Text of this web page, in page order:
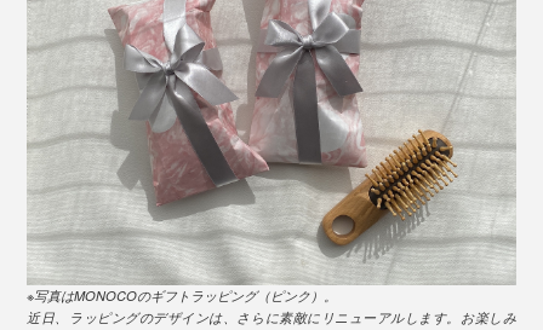
※写真はMONOCOのギフトラッピング（ピンク）。
近日、ラッピングのデザインは、さらに素敵にリニューアルします。お楽しみ